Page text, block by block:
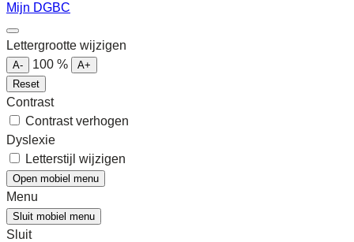
Mijn DGBC
Lettergrootte wijzigen
A- 100 %
A+
Reset
Contrast
Contrast verhogen
Dyslexie
Letterstijl wijzigen
Open mobiel menu
Menu
Sluit mobiel menu
Sluit